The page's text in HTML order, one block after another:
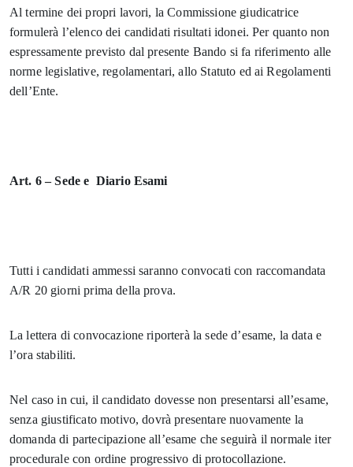
Al termine dei propri lavori, la Commissione giudicatrice
formulerà l’elenco dei candidati risultati idonei. Per quanto non
espressamente previsto dal presente Bando si fa riferimento alle
norme legislative, regolamentari, allo Statuto ed ai Regolamenti
dell’Ente.
Art. 6 – Sede e Diario Esami
Tutti i candidati ammessi saranno convocati con raccomandata
A/R 20 giorni prima della prova.
La lettera di convocazione riporterà la sede d’esame, la data e
l’ora stabiliti.
Nel caso in cui, il candidato dovesse non presentarsi all’esame,
senza giustificato motivo, dovrà presentare nuovamente la
domanda di partecipazione all’esame che seguirà il normale iter
procedurale con ordine progressivo di protocollazione.